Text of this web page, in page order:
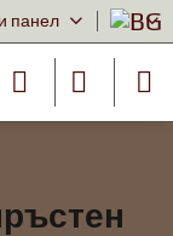
панел